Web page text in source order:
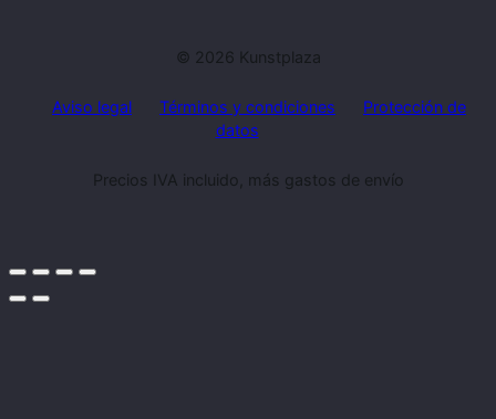
© 2026 Kunstplaza
Aviso legal Términos y condiciones
Protección de
datos
Precios IVA incluido, más gastos de envío